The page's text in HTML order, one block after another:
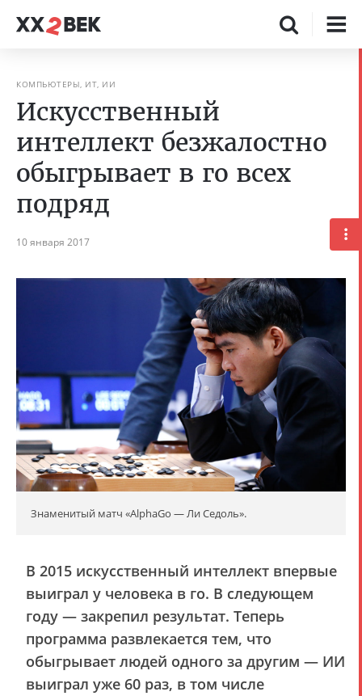
КОМПЬЮТЕРЫ, ИТ, ИИ
Искусственный
интеллект безжалостно
обыгрывает в го всех
подряд
10 января 2017
Знаменитый матч «AlphaGo — Ли Седоль».
В 2015 искусственный интеллект впервые
выиграл у человека в го. В следующем
году — закрепил результат. Теперь
программа развлекается тем, что
обыгрывает людей одного за другим — ИИ
выиграл уже 60 раз, в том числе